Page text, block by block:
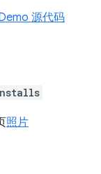
源代码
照片